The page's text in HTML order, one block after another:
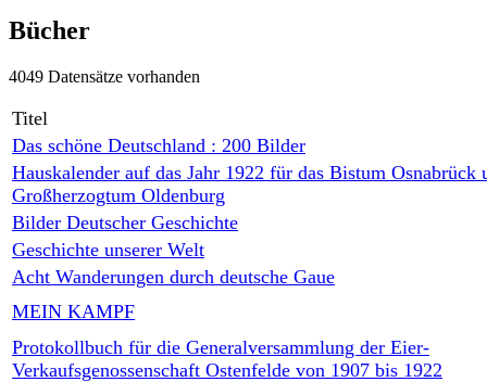
Bücher
4049 Datensätze vorhanden
Titel
Das schöne Deutschland : 200 Bilder
Hauskalender auf das Jahr 1922 für das Bistum Osnabrück
Großherzogtum Oldenburg
Bilder Deutscher Geschichte
Geschichte unserer Welt
Acht Wanderungen durch deutsche Gaue
MEIN KAMPF
Protokollbuch für die Generalversammlung der Eier-
Verkaufsgenossenschaft Ostenfelde von 1907 bis 1922